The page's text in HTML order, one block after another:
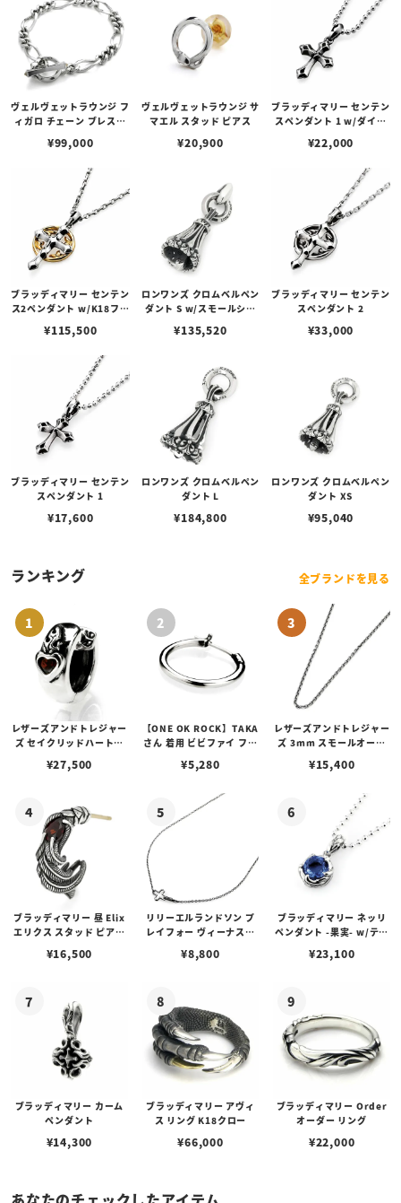
ヴェルヴェットラウンジ フ
ィガロ チェーン ブレスレ
モンド
¥99,000
ヴェルヴェットラウンジ サ
マエル スタッド ピアス
¥20,900
ブラッディマリー センテン
スペンダント 1 w/ダイヤ
¥22,000
ブラッディマリー センテン
ス2ペンダント w/K18フレ
¥115,500
ロンワンズ クロムベルペン
ダント S w/スモールシル
¥135,520
ブラッディマリー センテン
スペンダント 2
¥33,000
ブラッディマリー センテン
スペンダント 1
¥17,600
ロンワンズ クロムベルペン
ダント L
¥184,800
ロンワンズ クロムベルペン
ダント XS
¥95,040
ランキング 全ブランドを見る
レザーズアンドトレジャー
ズ セイクリッドハートピ
¥27,500
【ONE OK ROCK】TAKA
さん 着用 ビビファイ フー
¥5,280
レザーズアンドトレジャー
ズ 3mm スモールオーバ
ブスタークラスプ＆LTロ
¥15,400
ブラッディマリー 昼 Elix
エリクス スタッド ピアス
¥16,500
リリーエルランドソン プ
レイフォー ヴィーナスチ
¥8,800
ブラッディマリー ネッリ
ペンダント -果実- w/ティ
¥23,100
ブラッディマリー カーム
ペンダント
¥14,300
ブラッディマリー アヴィ
ス リング K18クロー
¥66,000
ブラッディマリー Order
オーダー リング
¥22,000